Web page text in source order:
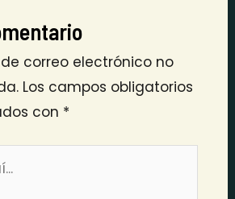
correo electrónico no
Los campos obligatorios
con *